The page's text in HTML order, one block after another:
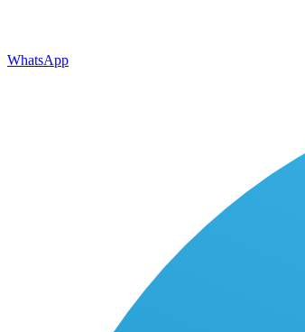
WhatsApp